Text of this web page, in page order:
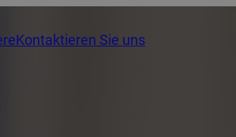
Kontaktieren Sie uns